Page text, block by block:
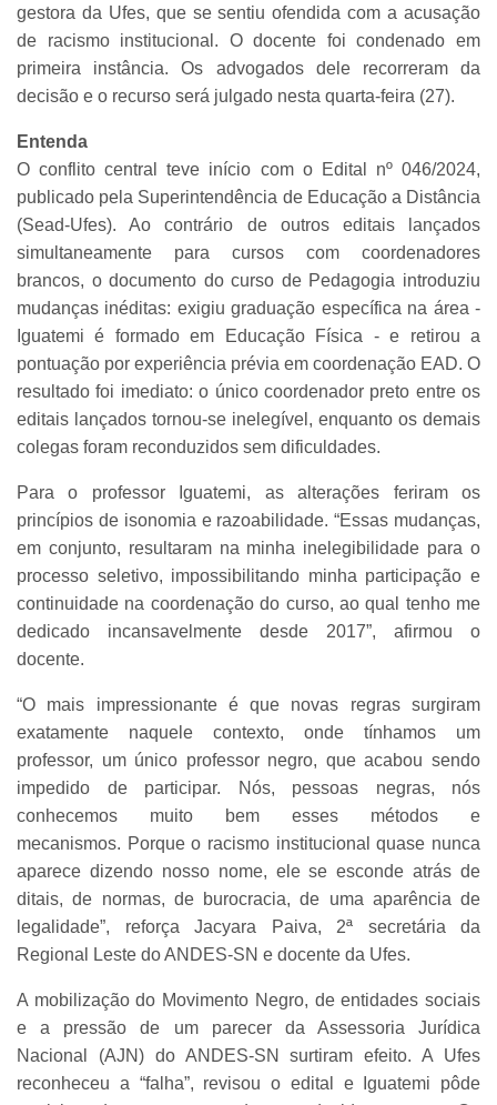
gestora da Ufes, que se sentiu ofendida com a acusação
de racismo institucional. O docente foi condenado em
primeira instância. Os advogados dele recorreram da
decisão e o recurso será julgado nesta quarta-feira (27).
Entenda
O conflito central teve início com o Edital nº 046/2024,
publicado pela Superintendência de Educação a Distância
(Sead-Ufes). Ao contrário de outros editais lançados
simultaneamente para cursos com coordenadores
brancos, o documento do curso de Pedagogia introduziu
mudanças inéditas: exigiu graduação específica na área -
Iguatemi é formado em Educação Física - e retirou a
pontuação por experiência prévia em coordenação EAD. O
resultado foi imediato: o único coordenador preto entre os
editais lançados tornou-se inelegível, enquanto os demais
colegas foram reconduzidos sem dificuldades.
Para o professor Iguatemi, as alterações feriram os
princípios de isonomia e razoabilidade. “Essas mudanças,
em conjunto, resultaram na minha inelegibilidade para o
processo seletivo, impossibilitando minha participação e
continuidade na coordenação do curso, ao qual tenho me
dedicado incansavelmente desde 2017”, afirmou o
docente.
“O mais impressionante é que novas regras surgiram
exatamente naquele contexto, onde tínhamos um
professor, um único professor negro, que acabou sendo
impedido de participar. Nós, pessoas negras, nós
conhecemos muito bem esses métodos e
mecanismos. Porque o racismo institucional quase nunca
aparece dizendo nosso nome, ele se esconde atrás de
ditais, de normas, de burocracia, de uma aparência de
legalidade”, reforça Jacyara Paiva, 2ª secretária da
Regional Leste do ANDES-SN e docente da Ufes.
A mobilização do Movimento Negro, de entidades sociais
e a pressão de um parecer da Assessoria Jurídica
Nacional (AJN) do ANDES-SN surtiram efeito. A Ufes
reconheceu a “falha”, revisou o edital e Iguatemi pôde